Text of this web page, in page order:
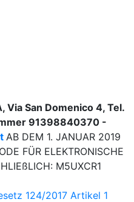
Via San Domenico 4, Tel.
91398840370 -
AB DEM 1. JANUAR 2019
FÜR ELEKTRONISCHE
M5UXCR1
124/2017 Artikel 1